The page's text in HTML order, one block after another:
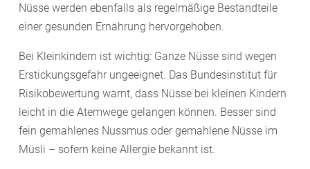
Nüsse werden ebenfalls als regelmäßige Bestandteile
einer gesunden Ernährung hervorgehoben.
Bei Kleinkindern ist wichtig: Ganze Nüsse sind wegen
Erstickungsgefahr ungeeignet. Das Bundesinstitut für
Risikobewertung warnt, dass Nüsse bei kleinen Kindern
leicht in die Atemwege gelangen können. Besser sind
fein gemahlenes Nussmus oder gemahlene Nüsse im
Müsli – sofern keine Allergie bekannt ist.